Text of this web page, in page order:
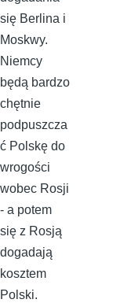
się Berlina i
Moskwy.
Niemcy
będą bardzo
chętnie
podpuszcza
ć Polskę do
wrogości
wobec Rosji
- a potem
się z Rosją
dogadają
kosztem
Polski.